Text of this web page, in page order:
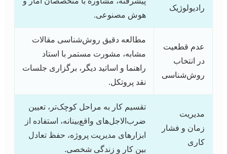
رادیولوژیک
هوش مصنوعی.
عدم قطعیت
در انتخاب
روش‌شناسی
مطالعه دقیق روش‌شناسی مقالات
مشابه، مشورت مستمر با استاد
راهنما و اساتید دیگر، برگزاری جلسات
نقد پروتکل.
مدیریت
زمان و فشار
کاری
تقسیم کار به مراحل کوچک‌تر، تعیین
ضرب‌الاجل‌های واقع‌بینانه، استفاده از
ابزارهای مدیریت پروژه، حفظ تعادل
بین کار و زندگی شخصی.